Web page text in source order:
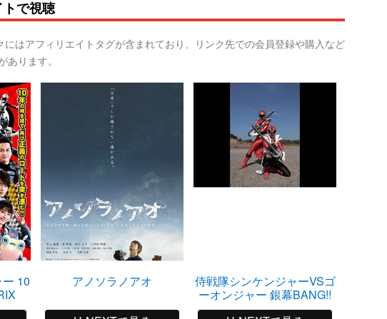
で視聴
はアフィリエイトタグが含まれており、リンク先での会員登録や購入など
ります。
10
アノソラノアオ
侍戦隊シンケンジャーVSゴ
ーオンジャー 銀幕BANG!!